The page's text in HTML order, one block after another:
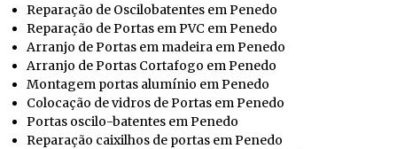
Reparação de Oscilobatentes em Penedo
Reparação de Portas em PVC em Penedo
Arranjo de Portas em madeira em Penedo
Arranjo de Portas Cortafogo em Penedo
Montagem portas alumínio em Penedo
Colocação de vidros de Portas em Penedo
Portas oscilo-batentes em Penedo
Reparação caixilhos de portas em Penedo